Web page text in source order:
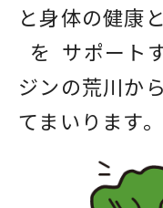
と身体の健康
を サポート
ジンの荒川か
てまいります。